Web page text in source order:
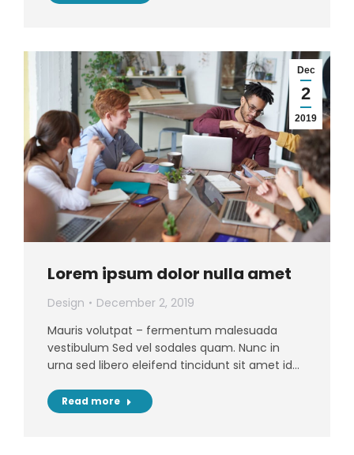
Dec
2
2019
Lorem ipsum dolor nulla amet
Design
December 2, 2019
Mauris volutpat – fermentum malesuada
vestibulum Sed vel sodales quam. Nunc in
urna sed libero eleifend tincidunt sit amet id…
Read more